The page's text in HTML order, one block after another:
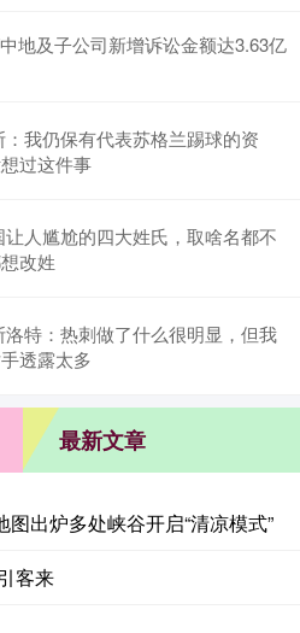
地及子公司新增诉讼金额达3.63亿
我仍保有代表苏格兰踢球的资
过这件事
人尴尬的四大姓氏，取啥名都不
改姓
特：热刺做了什么很明显，但我
透露太多
最新文章
出炉多处峡谷开启“清凉模式”
客来